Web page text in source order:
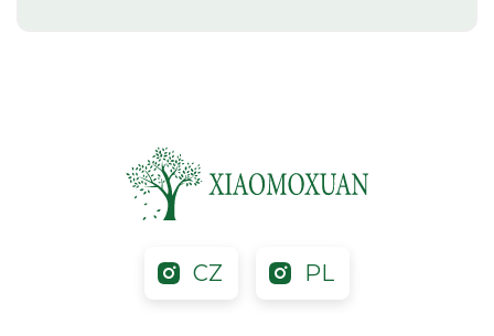
CZ PL